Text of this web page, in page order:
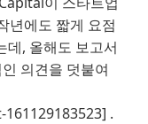
년에도 짧게 요점
데, 올해도 보고서
의견을 덧붙여
.